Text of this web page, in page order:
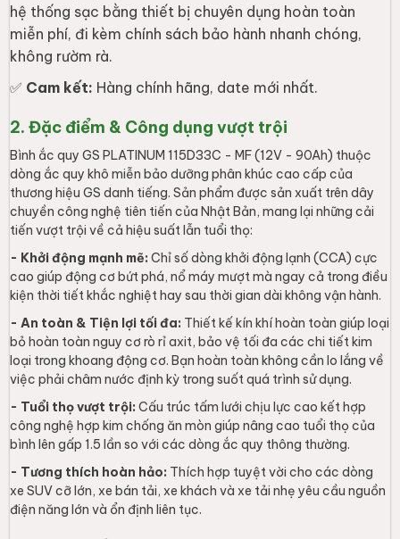
hệ thống sạc bằng thiết bị chuyên dụng hoàn toàn
miễn phí, đi kèm chính sách bảo hành nhanh chóng,
không rườm rà.
✅ Cam kết: Hàng chính hãng, date mới nhất.
2. Đặc điểm & Công dụng vượt trội
Bình ắc quy GS PLATINUM 115D33C - MF (12V - 90Ah) thuộc
dòng ắc quy khô miễn bảo dưỡng phân khúc cao cấp của
thương hiệu GS danh tiếng. Sản phẩm được sản xuất trên dây
chuyền công nghệ tiên tiến của Nhật Bản, mang lại những cải
tiến vượt trội về cả hiệu suất lẫn tuổi thọ:
- Khởi động mạnh mẽ: Chỉ số dòng khởi động lạnh (CCA) cực
cao giúp động cơ bứt phá, nổ máy mượt mà ngay cả trong điều
kiện thời tiết khắc nghiệt hay sau thời gian dài không vận hành.
- An toàn & Tiện lợi tối đa: Thiết kế kín khí hoàn toàn giúp loại
bỏ hoàn toàn nguy cơ rò rỉ axit, bảo vệ tối đa các chi tiết kim
loại trong khoang động cơ. Bạn hoàn toàn không cần lo lắng về
việc phải châm nước định kỳ trong suốt quá trình sử dụng.
- Tuổi thọ vượt trội: Cấu trúc tấm lưới chịu lực cao kết hợp
công nghệ hợp kim chống ăn mòn giúp nâng cao tuổi thọ của
bình lên gấp 1.5 lần so với các dòng ắc quy thông thường.
- Tương thích hoàn hảo: Thích hợp tuyệt vời cho các dòng
xe SUV cỡ lớn, xe bán tải, xe khách và xe tải nhẹ yêu cầu nguồn
điện năng lớn và ổn định liên tục.